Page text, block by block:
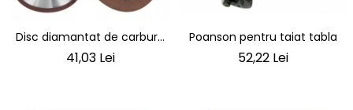
Disc diamantat de carbură
cimentată 125x10x22 MM
41,03 Lei
Poanson pentru taiat tabla
52,22 Lei